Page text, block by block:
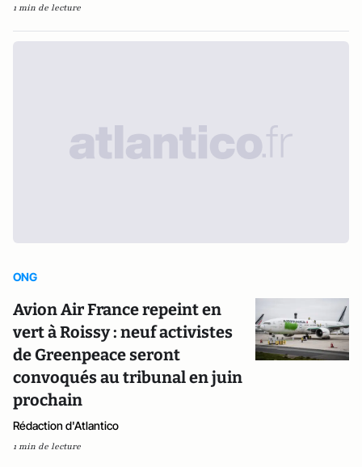
1 min de lecture
ONG
Avion Air France repeint en
vert à Roissy : neuf activistes
de Greenpeace seront
convoqués au tribunal en juin
prochain
Rédaction d'Atlantico
1 min de lecture